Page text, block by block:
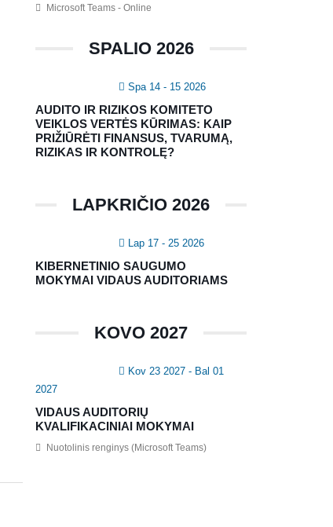
Microsoft Teams - Online
SPALIO 2026
Spa 14 - 15 2026
AUDITO IR RIZIKOS KOMITETO
VEIKLOS VERTĖS KŪRIMAS: KAIP
PRIŽIŪRĖTI FINANSUS, TVARUMĄ,
RIZIKAS IR KONTROLĘ?
LAPKRIČIO 2026
Lap 17 - 25 2026
KIBERNETINIO SAUGUMO
MOKYMAI VIDAUS AUDITORIAMS
KOVO 2027
Kov 23 2027 - Bal 01
2027
VIDAUS AUDITORIŲ
KVALIFIKACINIAI MOKYMAI
Nuotolinis renginys (Microsoft Teams)